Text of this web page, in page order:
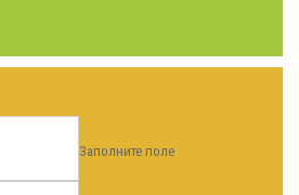
Заполните поле